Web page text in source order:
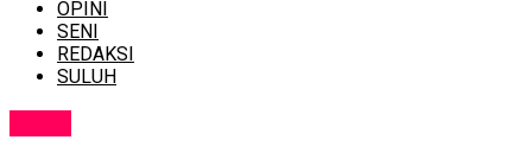
OPINI
SENI
REDAKSI
SULUH